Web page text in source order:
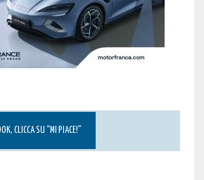
CLICCA SU “MI PIACE!”